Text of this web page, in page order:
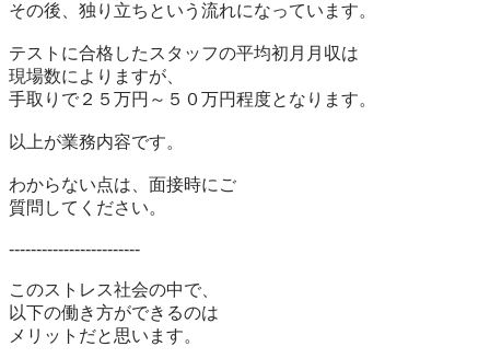
その後、独り立ちという流れになっています。
テストに合格したスタッフの平均初月月収は
現場数によりますが、
手取りで２５万円～５０万円程度となります。
以上が業務内容です。
わからない点は、面接時にご
質問してください。
------------------------
このストレス社会の中で、
以下の働き方ができるのは
メリットだと思います。